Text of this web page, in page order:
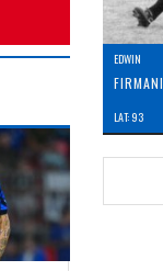
EDWIN
FIRMANI
LAT: 93